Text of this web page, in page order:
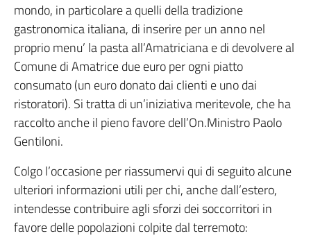
mondo, in particolare a quelli della tradizione
gastronomica italiana, di inserire per un anno nel
proprio menu’ la pasta all’Amatriciana e di devolvere al
Comune di Amatrice due euro per ogni piatto
consumato (un euro donato dai clienti e uno dai
ristoratori). Si tratta di un’iniziativa meritevole, che ha
raccolto anche il pieno favore dell’On.Ministro Paolo
Gentiloni.
Colgo l’occasione per riassumervi qui di seguito alcune
ulteriori informazioni utili per chi, anche dall’estero,
intendesse contribuire agli sforzi dei soccorritori in
favore delle popolazioni colpite dal terremoto: